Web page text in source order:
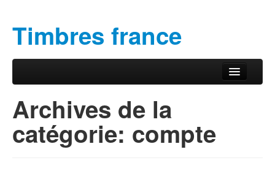
Timbres france
Menu principal
Archives de la
catégorie: compte